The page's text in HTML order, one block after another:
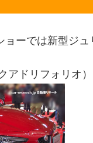
ーでは新型ジ
アドリフォリオ）